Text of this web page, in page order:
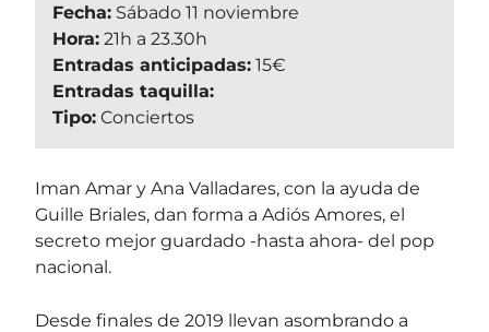
Fecha: Sábado 11 noviembre
Hora: 21h a 23.30h
Entradas anticipadas: 15€
Entradas taquilla:
Tipo: Conciertos
Iman Amar y Ana Valladares, con la ayuda de
Guille Briales, dan forma a Adiós Amores, el
secreto mejor guardado -hasta ahora- del pop
nacional.
Desde finales de 2019 llevan asombrando a